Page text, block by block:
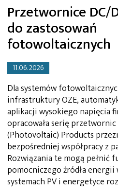
Przetwornice DC/
do zastosowań
fotowoltaicznych
11.06.2026
Dla systemów
infrastruktury OZE,
aplikacji wysokiego napięcia
opracowała serię przetwornic
(Photovoltaic) Products
bezpośredniej współpracy z
Rozwiązania te mogą pełnić
pomocniczego źródła energii
systemach PV i energetyce